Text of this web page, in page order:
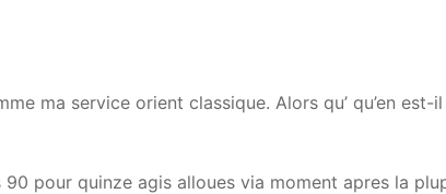
ma service orient classique. Alors qu’ qu’en est-
pour quinze agis alloues via moment apres la